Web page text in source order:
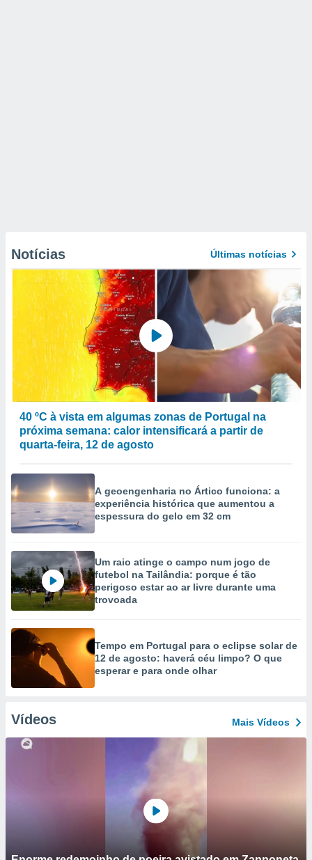
Notícias Últimas notícias
40 ºC à vista em algumas zonas de Portugal na
próxima semana: calor intensificará a partir de
quarta-feira, 12 de agosto
A geoengenharia no Ártico funciona: a
experiência histórica que aumentou a
espessura do gelo em 32 cm
Um raio atinge o campo num jogo de
futebol na Tailândia: porque é tão
perigoso estar ao ar livre durante uma
trovoada
Tempo em Portugal para o eclipse solar de
12 de agosto: haverá céu limpo? O que
esperar e para onde olhar
Vídeos Mais Vídeos